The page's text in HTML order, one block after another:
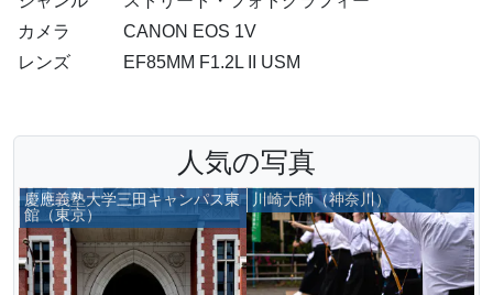
カメラ
CANON EOS 1V
レンズ
EF85MM F1.2L II USM
人気の写真
慶應義塾大学三田キャンパス東
館（東京）
川崎大師（神奈川）